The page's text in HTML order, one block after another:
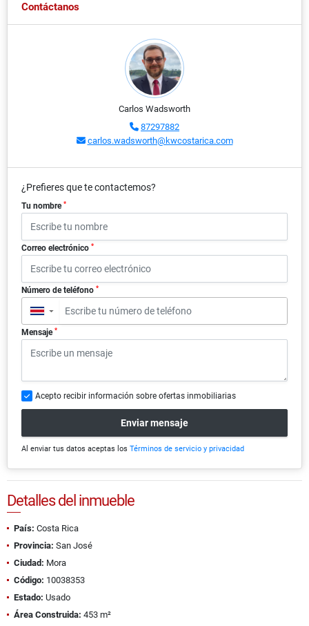
Contáctanos
Carlos Wadsworth
87297882
carlos.wadsworth@kwcostarica.com
¿Prefieres que te contactemos?
Tu nombre *
Correo electrónico *
Número de teléfono *
▼
Mensaje *
Acepto recibir información sobre ofertas inmobiliarias
Enviar mensaje
Al enviar tus datos aceptas los Términos de servicio y privacidad
Detalles del inmueble
País: Costa Rica
Provincia: San José
Ciudad: Mora
Código: 10038353
Estado: Usado
Área Construida: 453 m²